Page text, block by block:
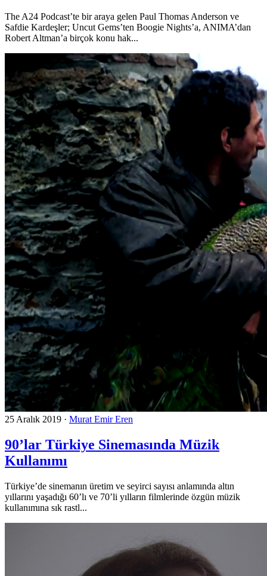
The A24 Podcast’te bir araya gelen Paul Thomas Anderson ve
Safdie Kardeşler; Uncut Gems’ten Boogie Nights’a, ANIMA’dan
Robert Altman’a birçok konu hak...
25 Aralık 2019 · Murat Emir Eren
90’lar Türkiye Sinemasında Müzik
Kullanımı
Türkiye’de sinemanın üretim ve seyirci sayısı anlamında altın
yıllarını yaşadığı 60’lı ve 70’li yılların filmlerinde özgün müzik
kullanımına sık rastl...